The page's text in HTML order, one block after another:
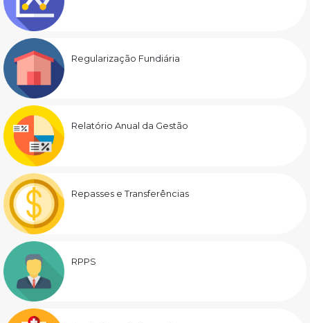
Regularização Fundiária
Relatório Anual da Gestão
Repasses e Transferências
RPPS